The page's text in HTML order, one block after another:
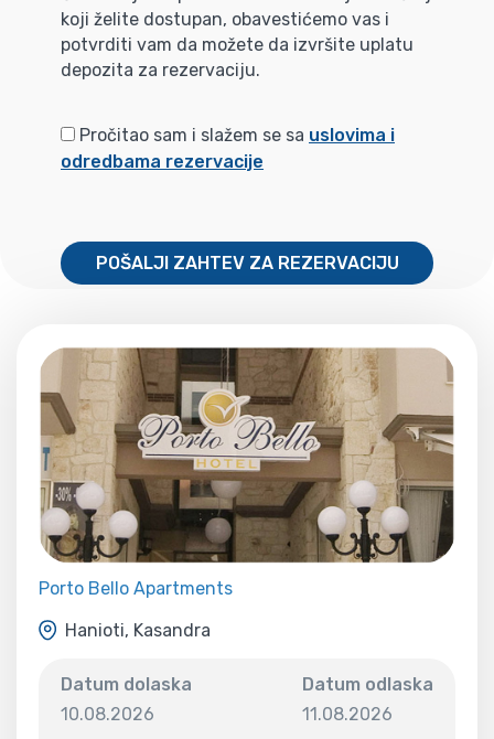
koji želite dostupan, obavestićemo vas i
potvrditi vam da možete da izvršite uplatu
depozita za rezervaciju.
Pročitao sam i slažem se sa uslovima i
odredbama rezervacije
POŠALJI ZAHTEV ZA REZERVACIJU
Porto Bello Apartments
Hanioti, Kasandra
Datum dolaska
10.08.2026
Datum odlaska
11.08.2026